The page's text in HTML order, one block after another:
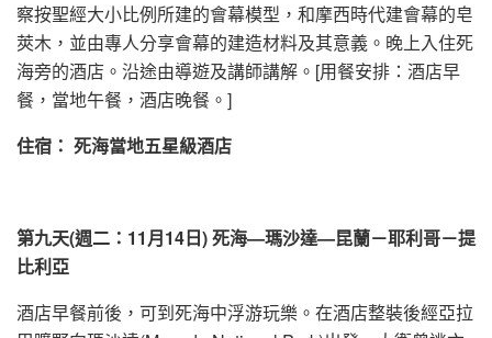
察按聖經大小比例所建的會幕模型，和摩西時代建會幕的皂
莢木，並由專人分享會幕的建造材料及其意義。晚上入住死
海旁的酒店。沿途由導遊及講師講解。[用餐安排：酒店早
餐，當地午餐，酒店晚餐。]
住宿： 死海當地五星級酒店
第九天(週二 ： 11月14日) 死海—瑪沙達—昆蘭－耶利哥－提
比利亞
酒店早餐前後，可到死海中浮游玩樂。在酒店整裝後經亞拉